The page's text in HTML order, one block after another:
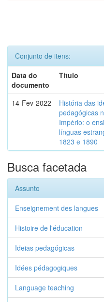
Conjunto de itens:
Data do
documento
Título
14-Fev-2022
História das
pedagógicas
Império: o
línguas
1823 e 1890
Busca facetada
Assunto
Enseignement des langues
Histoire de l'éducation
Ideias pedagógicas
Idées pédagogiques
Language teaching